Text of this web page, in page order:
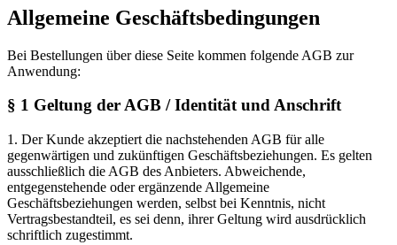
1. Der Kunde akzeptiert die nachstehenden AGB für alle
gegenwärtigen und zukünftigen Geschäftsbeziehungen. Es gelten
entgegenstehende oder ergänzende Allgemeine
Geschäftsbeziehungen werden, selbst bei Kenntnis, nicht
schriftlich zugestimmt.
2. Sämtliche Fragen oder Beanstandungen im Zusammenhang mit
diesen Allgemeinen Geschäftsbedingungen oder den diesen
zugrundeliegenden Verträgen können schriftlich oder per E-Mail
beim Anbieter vorgebracht werden.
§ 2 Angebot und Vertragsschluß